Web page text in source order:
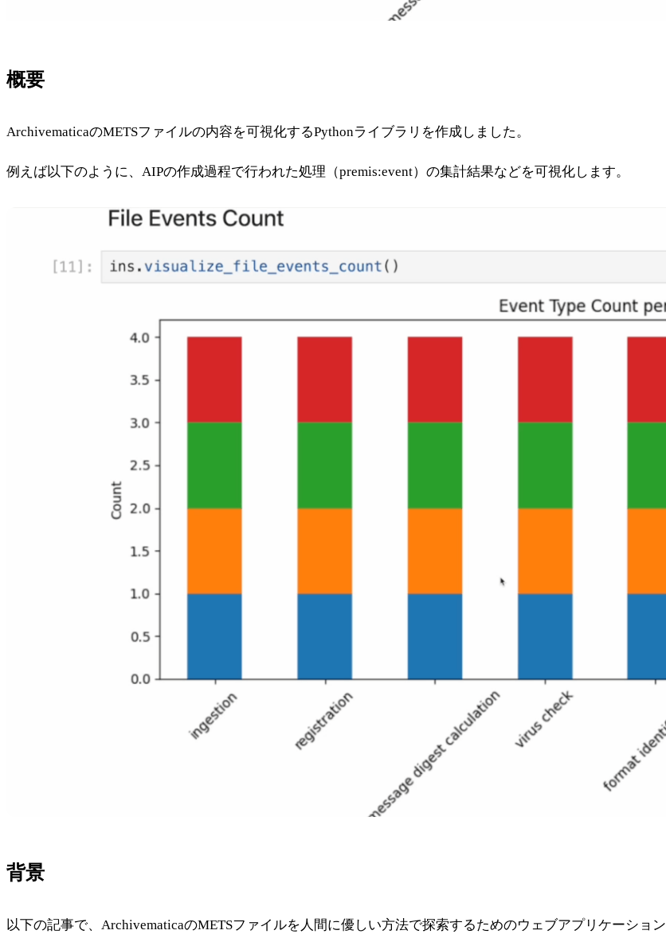
概要
ArchivematicaのMETSファイルの内容を可視化するPythonライブラリを作成しました。
例えば以下のように、AIPの作成過程で行われた処理（premis:event）の集計結果などを可視化します。
背景
以下の記事で、ArchivematicaのMETSファイルを人間に優しい方法で探索するためのウェブアプリケーショ